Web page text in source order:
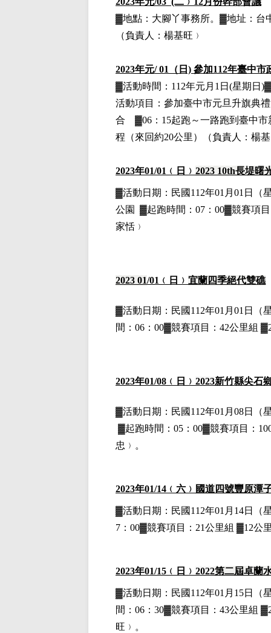
▓地點：大腳丫事務所。▓地址：台
（負責人：楊基旺﹚
2023年元/ 01
（日) 參加112年臺中市
▓活動時間：112年元月1日(星期日
活動項目：參加臺中市元旦升旗典
合 ▓06：15起跑～一路跑到臺中市
程（來回約20公里）
（負責人：楊
2023年01/01 ﹙日﹚ 2023 10th長堤曙
▓活動日期： 民國112年01月01日
（
公園
▓起跑時間：07：00▓競賽項
家恬﹚
2023 01/01 ﹙日﹚ 宜蘭四季絕代雙礁
▓活動日期： 民國112年01月01日
（
間：06：00▓競賽項目：42公里組
2023年01/08 ﹙日﹚ 2023新竹縣尖石
▓活動日期： 民國112年01月08日
（
▓起跑時間：05：00▓競賽項目：
忠﹚。
2023年01/14 ﹙六﹚ 國道四號豐原潭
▓活動日期： 民國112年01月14日
（
7：00▓競賽項目：21公里組 ▓12公
2023年01/15 ﹙日﹚ 2022第二屆卓蘭
▓活動日期： 民國112年01月15日
（
間：06：30▓競賽項目：43公里組
旺﹚。